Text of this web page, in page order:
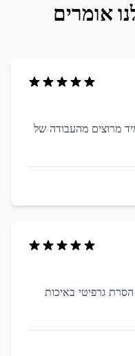
אומרים
מרוצים מהעבודה של
גרפיטי באיכות